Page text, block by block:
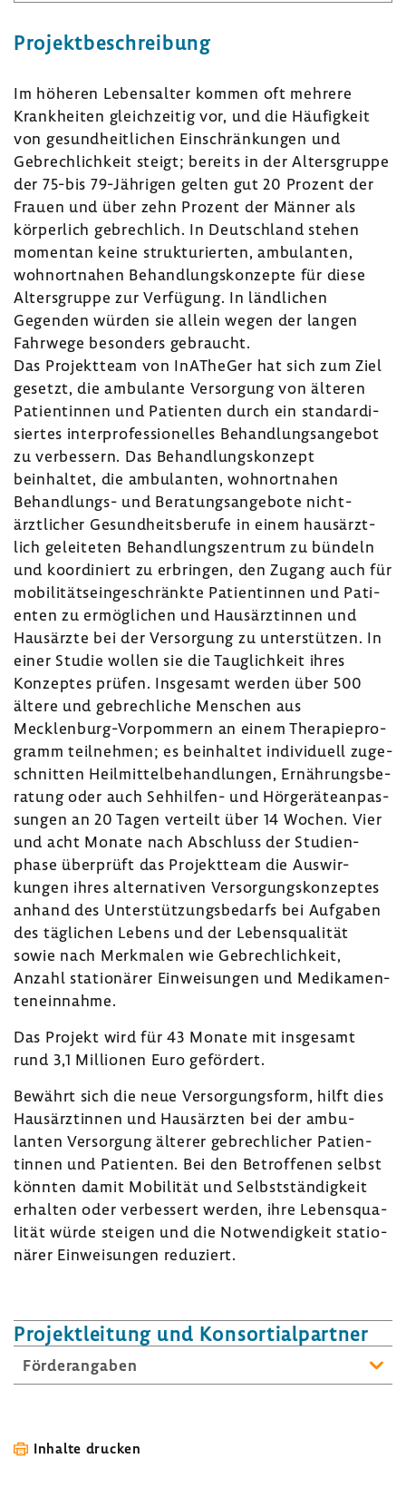
Projekt­be­schrei­bung
Im höheren Lebens­alter kommen oft mehrere
Krank­heiten gleich­zeitig vor, und die Häufig­keit
von gesund­heit­li­chen Einschrän­kungen und
Gebrech­lich­keit steigt; bereits in der Alters­gruppe
der 75-bis 79-​Jährigen gelten gut 20 Prozent der
Frauen und über zehn Prozent der Männer als
körper­lich gebrech­lich. In Deutsch­land stehen
momentan keine struk­tu­rierten, ambu­lanten,
wohn­ort­nahen Behand­lungs­kon­zepte für diese
Alters­gruppe zur Verfü­gung. In länd­li­chen
Gegenden würden sie allein wegen der langen
Fahr­wege beson­ders gebraucht.
Das Projekt­team von InATheGer hat sich zum Ziel
gesetzt, die ambu­lante Versor­gung von älteren
Pati­en­tinnen und Pati­enten durch ein stan­dar­di­
siertes inter­pro­fes­sio­nelles Behand­lungs­an­gebot
zu verbes­sern. Das Behand­lungs­kon­zept
beinhaltet, die ambu­lanten, wohn­ort­nahen
Behandlungs-​ und Bera­tungs­an­ge­bote nicht-​
ärztlicher Gesund­heits­be­rufe in einem haus­ärzt­
lich gelei­teten Behand­lungs­zen­trum zu bündeln
und koor­di­niert zu erbringen, den Zugang auch für
mobi­li­täts­ein­ge­schränkte Pati­en­tinnen und Pati­
enten zu ermög­li­chen und Haus­ärz­tinnen und
Haus­ärzte bei der Versor­gung zu unter­stützen. In
einer Studie wollen sie die Taug­lich­keit ihres
Konzeptes prüfen. Insge­samt werden über 500
ältere und gebrech­liche Menschen aus
Mecklenburg-​Vorpommern an einem Thera­pie­pro­
gramm teil­nehmen; es beinhaltet indi­vi­duell zuge­
schnitten Heil­mit­tel­be­hand­lungen, Ernäh­rungs­be­
ra­tung oder auch Sehhilfen-​ und Hörge­rä­te­an­pas­
sungen an 20 Tagen verteilt über 14 Wochen. Vier
und acht Monate nach Abschluss der Studi­en­
phase über­prüft das Projekt­team die Auswir­
kungen ihres alter­na­tiven Versor­gungs­kon­zeptes
anhand des Unter­stüt­zungs­be­darfs bei Aufgaben
des tägli­chen Lebens und der Lebens­qua­lität
sowie nach Merk­malen wie Gebrech­lich­keit,
Anzahl statio­närer Einwei­sungen und Medi­ka­men­
ten­ein­nahme.
Das Projekt wird für 43 Monate mit insge­samt
rund 3,1 Millionen Euro geför­dert.
Bewährt sich die neue Versor­gungs­form, hilft dies
Haus­ärz­tinnen und Haus­ärzten bei der ambu­
lanten Versor­gung älterer gebrech­li­cher Pati­en­
tinnen und Pati­enten. Bei den Betrof­fenen selbst
könnten damit Mobi­lität und Selbst­stän­dig­keit
erhalten oder verbes­sert werden, ihre Lebens­qua­
lität würde steigen und die Notwen­dig­keit statio­
närer Einwei­sungen redu­ziert.
Projekt­lei­tung und Konsor­ti­al­partner
Förder­an­gaben
Inhalte drucken